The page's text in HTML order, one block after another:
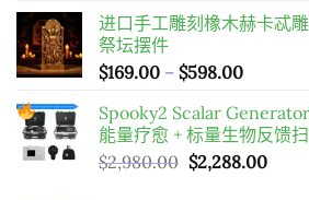
範
$98.00
$198.00
进口手工雕刻橡木赫卡忒
祭坛摆件
$169.00 – $598.00價
範
圍：
$169.00
Spooky2 Scalar
能量疗愈 + 标量生物反馈
$2,980.00 原
$2,288.00目